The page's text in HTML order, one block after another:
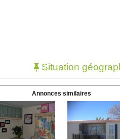
Situation
Annonces similaires